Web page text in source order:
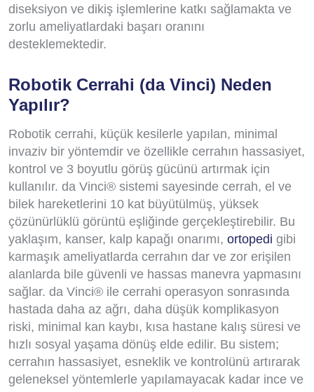
diseksiyon ve dikiş işlemlerine katkı sağlamakta ve
zorlu ameliyatlardaki başarı oranını
desteklemektedir.
Robotik Cerrahi (da Vinci) Neden
Yapılır?
Robotik cerrahi, küçük kesilerle yapılan, minimal
invaziv bir yöntemdir ve özellikle cerrahın hassasiyet,
kontrol ve 3 boyutlu görüş gücünü artırmak için
kullanılır. da Vinci® sistemi sayesinde cerrah, el ve
bilek hareketlerini 10 kat büyütülmüş, yüksek
çözünürlüklü görüntü eşliğinde gerçekleştirebilir. Bu
yaklaşım, kanser, kalp kapağı onarımı, ortopedi gibi
karmaşık ameliyatlarda cerrahın dar ve zor erişilen
alanlarda bile güvenli ve hassas manevra yapmasını
sağlar. da Vinci® ile cerrahi operasyon sonrasında
hastada daha az ağrı, daha düşük komplikasyon
riski, minimal kan kaybı, kısa hastane kalış süresi ve
hızlı sosyal yaşama dönüş elde edilir. Bu sistem;
cerrahın hassasiyet, esneklik ve kontrolünü artırarak
geleneksel yöntemlerle yapılamayacak kadar ince ve